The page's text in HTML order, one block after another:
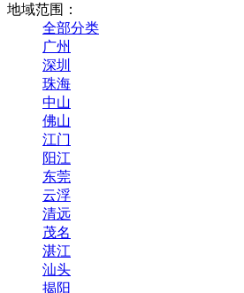
地域范围：
全部分类
广州
深圳
珠海
中山
佛山
江门
阳江
东莞
云浮
清远
茂名
湛江
汕头
揭阳